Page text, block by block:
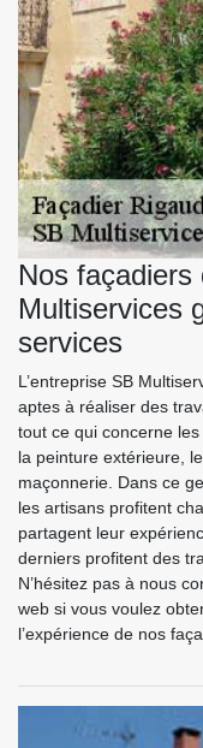
Nos
Multiservices
services
L’entreprise SB
aptes à réaliser des
tout ce qui concerne
la peinture extérieure,
maçonnerie. Dans ce
les artisans profitent
partagent leur
derniers profitent des
N’hésitez pas à nous
web si vous voulez
l’expérience de nos